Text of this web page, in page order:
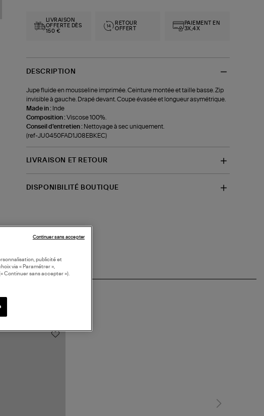
LIVRAISON
OFFERTE DÈS
150 €
RETOUR
OFFERT
PAIEMENT EN
3X,4X
DESCRIPTION
Jupe fluide en mousseline imprimée. Ceinture montée et taille basse. Zip
invisible à gauche. Drapé devant. Coupe évasée et longueur asymétrique.
Made in : Inde
Composition :Viscose 100%.
Conseil d'entretien : Nettoyage à sec uniquement.
(ref-JU0450FAD1J08EBKEC)
LIVRAISON ET RETOUR
DISPONIBILITÉ BOUTIQUE
publicité et
via « Paramétrer »,
Continuer sans accepter »).
Continuer sans accepter